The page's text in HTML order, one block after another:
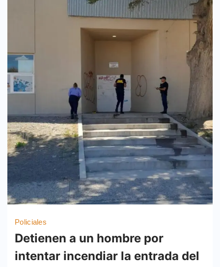
Policiales
Detienen a un hombre por
intentar incendiar la entrada del